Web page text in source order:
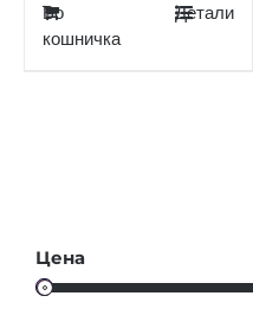
Во
кошничка
Детали
Цена